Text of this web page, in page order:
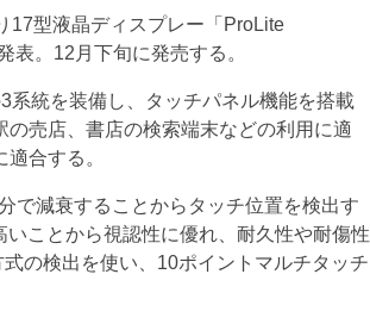
17型液晶ディスプレー「ProLite
。12月下旬に発売する。
統を装備し、タッチパネル機能を搭載
売店、書店の検索端末などの利用に適
合する。
で減衰することからタッチ位置を検出す
ことから視認性に優れ、耐久性や耐傷性
の検出を使い、10ポイントマルチタッチ